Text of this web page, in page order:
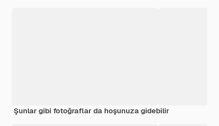
Şunlar gibi fotoğraflar da hoşunuza gidebilir